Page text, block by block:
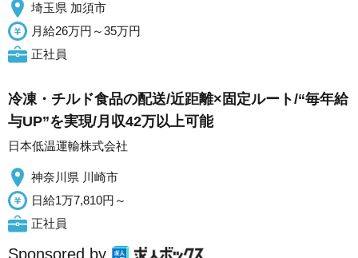
埼玉県 加須市
月給26万円～35万円
正社員
冷凍・チルド食品の配送/近距離×固定ルート/“毎年給
与UP”を実現/月収42万以上可能
日本低温運輸株式会社
神奈川県 川崎市
日給1万7,810円～
正社員
Sponsored by